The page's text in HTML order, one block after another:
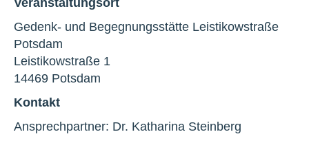
Veranstaltungsort
Gedenk- und Begegnungsstätte Leistikowstraße
Potsdam
Leistikowstraße 1
14469 Potsdam
Kontakt
Ansprechpartner: Dr. Katharina Steinberg